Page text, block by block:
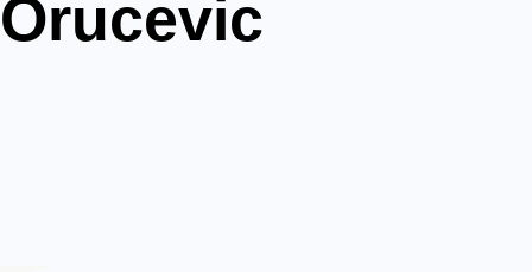
Orucevic